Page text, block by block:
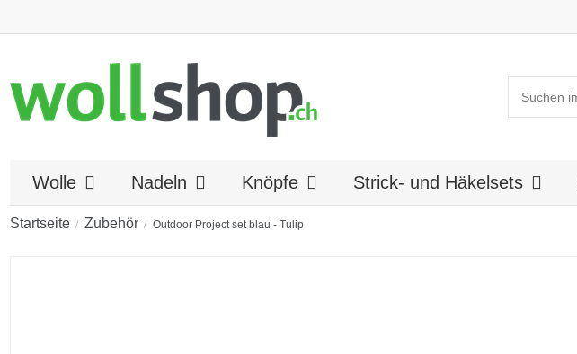
Wolle Nadeln Knöpfe Strick- und Häkelsets
Startseite Zubehör Outdoor Project set blau - Tulip